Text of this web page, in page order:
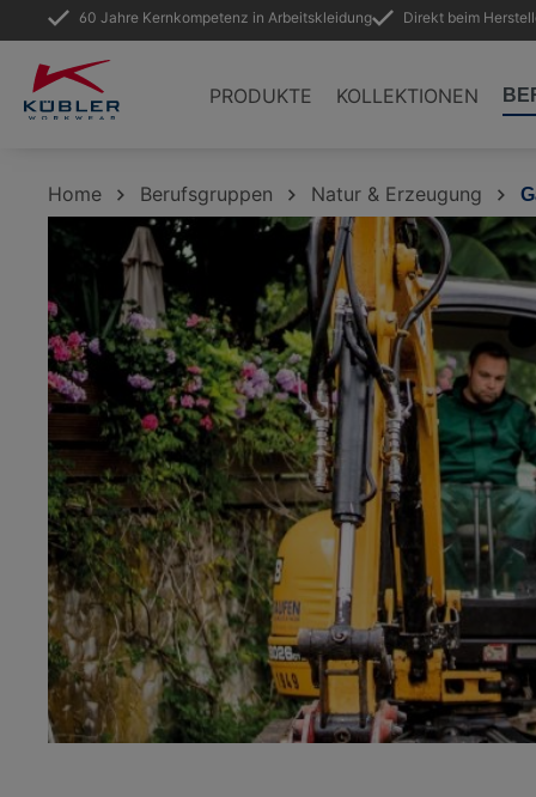
Zur Hauptnavigation springen
60 Jahre Kernkompetenz in Arbeitskleidung Direkt beim
PRODUKTE KOLLEKTIONEN
Home Berufsgruppen Natur & Erzeugung